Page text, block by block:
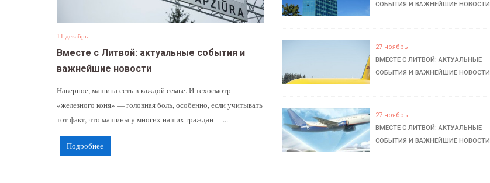
11 декабрь
Вместе с Литвой: актуальные события и
важнейшие новости
Наверное, машина есть в каждой семье. И техосмотр
«железного коня» — головная боль, особенно, если учитывать
тот факт, что машины у многих наших граждан —...
Подробнее
СОБЫТИЯ И ВАЖНЕЙШИЕ НОВОСТИ
27 ноябрь
ВМЕСТЕ С ЛИТВОЙ: АКТУАЛЬНЫЕ
СОБЫТИЯ И ВАЖНЕЙШИЕ НОВОСТИ
27 ноябрь
ВМЕСТЕ С ЛИТВОЙ: АКТУАЛЬНЫЕ
СОБЫТИЯ И ВАЖНЕЙШИЕ НОВОСТИ